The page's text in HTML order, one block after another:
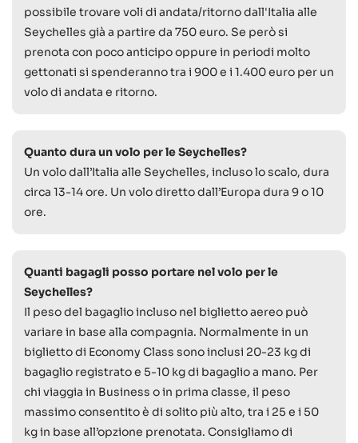
possibile trovare voli di andata/ritorno dall'Italia alle
Seychelles già a partire da 750 euro. Se però si
prenota con poco anticipo oppure in periodi molto
gettonati si spenderanno tra i 900 e i 1.400 euro per un
volo di andata e ritorno.
Quanto dura un volo per le Seychelles?
Un volo dall’Italia alle Seychelles, incluso lo scalo, dura
circa 13-14 ore. Un volo diretto dall’Europa dura 9 o 10
ore.
Quanti bagagli posso portare nel volo per le
Seychelles?
Il peso del bagaglio incluso nel biglietto aereo può
variare in base alla compagnia. Normalmente in un
biglietto di Economy Class sono inclusi 20-23 kg di
bagaglio registrato e 5-10 kg di bagaglio a mano. Per
chi viaggia in Business o in prima classe, il peso
massimo consentito è di solito più alto, tra i 25 e i 50
kg in base all’opzione prenotata. Consigliamo di